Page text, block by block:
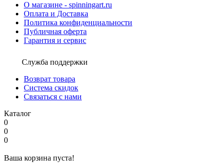
О магазине - spinningart.ru
Оплата и Доставка
Политика конфиденциальности
Публичная оферта
Гарантия и сервис
Служба поддержки
Возврат товара
Система скидок
Связаться с нами
Каталог
0
0
0
Ваша корзина пуста!